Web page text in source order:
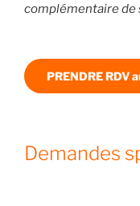
complémentaire de
PRENDRE RDV
Demandes